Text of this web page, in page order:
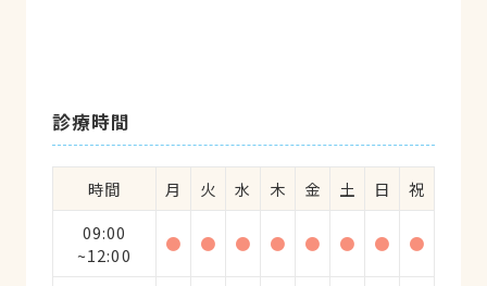
診療時間
時間 月 火 水 木 金 土 日
祝
09:00
~12:00
● ● ● ● ● ● ● ●